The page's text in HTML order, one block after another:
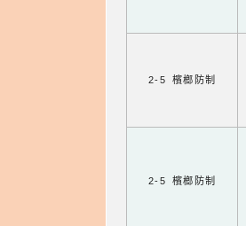
2-5 檳榔防制
2-5 檳榔防制